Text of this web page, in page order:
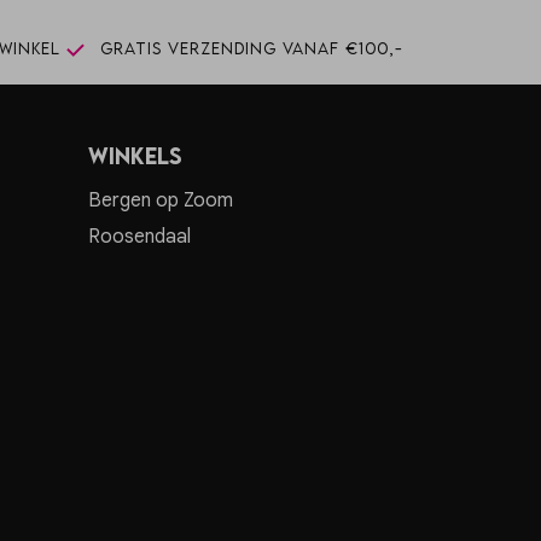
Gratis verzending vanaf €100,-
Winkels
Bergen op Zoom
Roosendaal